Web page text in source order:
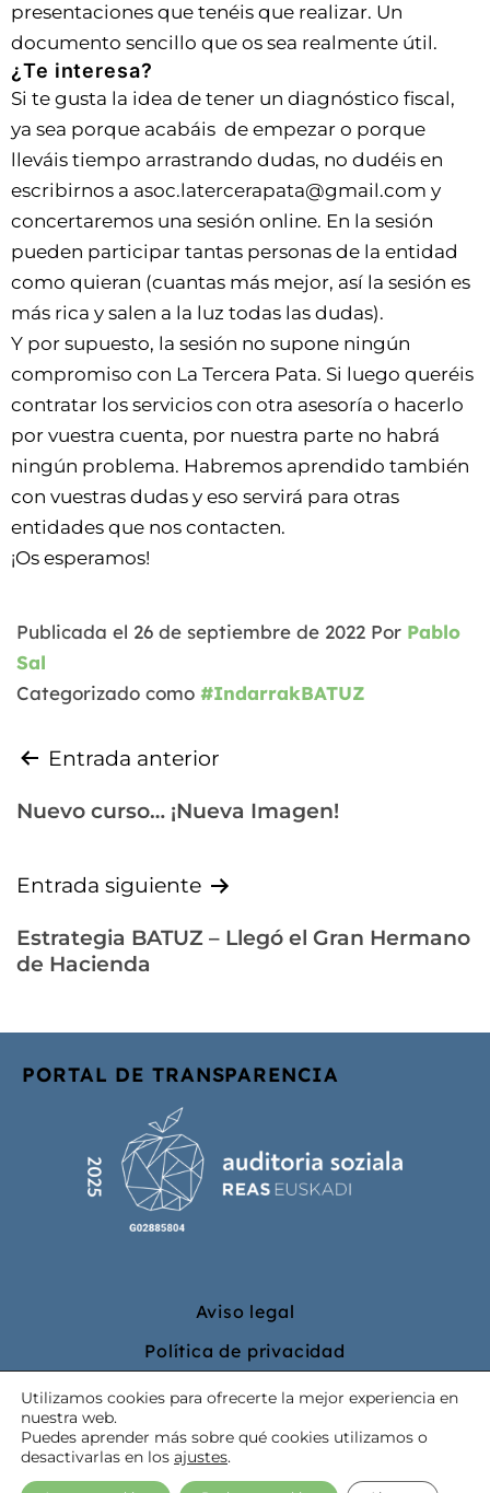
presentaciones que tenéis que realizar. Un
documento sencillo que os sea realmente útil.
¿Te interesa?
Si te gusta la idea de tener un diagnóstico fiscal,
ya sea porque acabáis de empezar o porque
lleváis tiempo arrastrando dudas, no dudéis en
escribirnos a asoc.latercerapata@gmail.com y
concertaremos una sesión online. En la sesión
pueden participar tantas personas de la entidad
como quieran (cuantas más mejor, así la sesión es
más rica y salen a la luz todas las dudas).
Y por supuesto, la sesión no supone ningún
compromiso con La Tercera Pata. Si luego queréis
contratar los servicios con otra asesoría o hacerlo
por vuestra cuenta, por nuestra parte no habrá
ningún problema. Habremos aprendido también
con vuestras dudas y eso servirá para otras
entidades que nos contacten.
¡Os esperamos!
Publicada el 26 de septiembre de 2022 Por Pablo
Sal
Categorizado como #IndarrakBATUZ
Entrada anterior
Nuevo curso… ¡Nueva Imagen!
Entrada siguiente
Estrategia BATUZ – Llegó el Gran Hermano
de Hacienda
PORTAL DE TRANSPARENCIA
Aviso legal
Política de privacidad
Política de cookies
Utilizamos cookies para ofrecerte la mejor experiencia en
nuestra web.
Puedes aprender más sobre qué cookies utilizamos o
desactivarlas en los ajustes.